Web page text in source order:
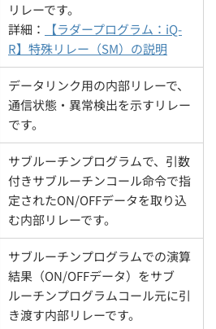
リレーです。
詳細：
【ラダープログラム：iQ-
R】特殊リレー（SM）の説明
データリンク用の内部リレーで、
通信状態・異常検出を示すリレー
です。
サブルーチンプログラムで、引数
付きサブルーチンコール命令で指
定されたON/OFFデータを取り込
む内部リレーです。
サブルーチンプログラムでの演算
結果（ON/OFFデータ）をサブ
ルーチンプログラムコール元に引
き渡す内部リレーです。